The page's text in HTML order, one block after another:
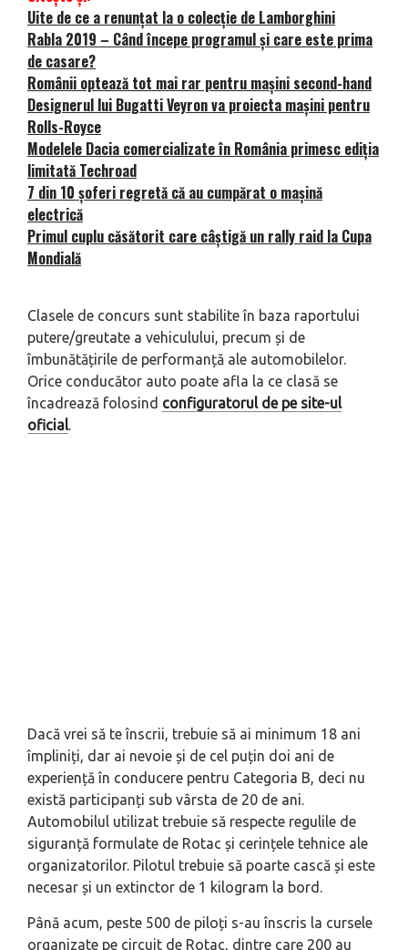
Uite de ce a renunțat la o colecție de Lamborghini
Rabla 2019 – Când începe programul și care este prima
de casare?
Românii optează tot mai rar pentru mașini second-hand
Designerul lui Bugatti Veyron va proiecta mașini pentru
Rolls-Royce
Modelele Dacia comercializate în România primesc ediția
limitată Techroad
7 din 10 șoferi regretă că au cumpărat o mașină
electrică
Primul cuplu căsătorit care câștigă un rally raid la Cupa
Mondială
Clasele de concurs sunt stabilite în baza raportului
putere/greutate a vehiculului, precum și de
îmbunătățirile de performanță ale automobilelor.
Orice conducător auto poate afla la ce clasă se
încadrează folosind configuratorul de pe site-ul
oficial.
Dacă vrei să te înscrii, trebuie să ai minimum 18 ani
împliniți, dar ai nevoie și de cel puțin doi ani de
experiență în conducere pentru Categoria B, deci nu
există participanți sub vârsta de 20 de ani.
Automobilul utilizat trebuie să respecte regulile de
siguranță formulate de Rotac și cerințele tehnice ale
organizatorilor. Pilotul trebuie să poarte cască și este
necesar și un extinctor de 1 kilogram la bord.
Până acum, peste 500 de piloți s-au înscris la cursele
organizate pe circuit de Rotac, dintre care 200 au